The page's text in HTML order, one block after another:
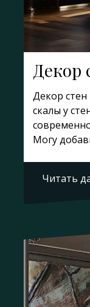
Декор
Декор
скалы у
Могу
Читать